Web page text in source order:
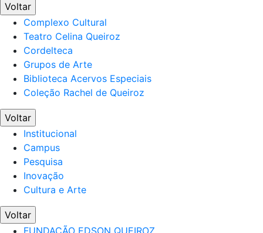
Voltar
Complexo Cultural
Teatro Celina Queiroz
Cordelteca
Grupos de Arte
Biblioteca Acervos Especiais
Coleção Rachel de Queiroz
Voltar
Institucional
Campus
Pesquisa
Inovação
Cultura e Arte
Voltar